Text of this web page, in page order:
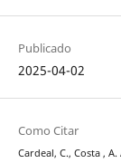
Publicado
2025-04-02
Como Citar
Cardeal, C., Costa ,